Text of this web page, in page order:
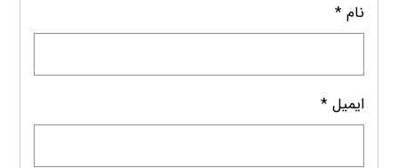
نام *
ایمیل *